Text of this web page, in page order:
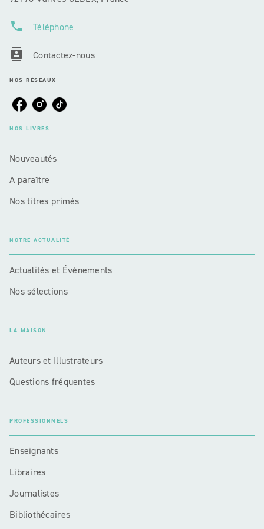
phone Téléphone
contacts Contactez-nous
NOS RÉSEAUX
NOS LIVRES
Nouveautés
A paraître
Nos titres primés
NOTRE ACTUALITÉ
Actualités et Événements
Nos sélections
LA MAISON
Auteurs et Illustrateurs
Questions fréquentes
PROFESSIONNELS
Enseignants
Libraires
Journalistes
Bibliothécaires